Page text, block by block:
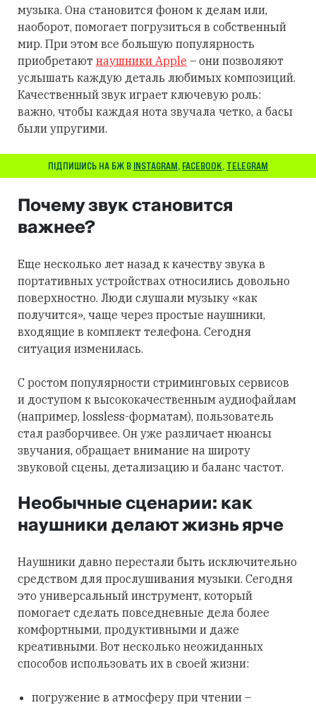
музыка. Она становится фоном к делам или,
наоборот, помогает погрузиться в собственный
мир. При этом все большую популярность
приобретают наушники Apple – они позволяют
услышать каждую деталь любимых композиций.
Качественный звук играет ключевую роль:
важно, чтобы каждая нота звучала четко, а басы
были упругими.
ПІДПИШИСЬ НА БЖ В INSTAGRAM, FACEBOOK, TELEGRAM
Почему звук становится
важнее?
Еще несколько лет назад к качеству звука в
портативных устройствах относились довольно
поверхностно. Люди слушали музыку «как
получится», чаще через простые наушники,
входящие в комплект телефона. Сегодня
ситуация изменилась.
С ростом популярности стриминговых сервисов
и доступом к высококачественным аудиофайлам
(например, lossless-форматам), пользователь
стал разборчивее. Он уже различает нюансы
звучания, обращает внимание на широту
звуковой сцены, детализацию и баланс частот.
Необычные сценарии: как
наушники делают жизнь ярче
Наушники давно перестали быть исключительно
средством для прослушивания музыки. Сегодня
это универсальный инструмент, который
помогает сделать повседневные дела более
комфортными, продуктивными и даже
креативными. Вот несколько неожиданных
способов использовать их в своей жизни:
погружение в атмосферу при чтении –